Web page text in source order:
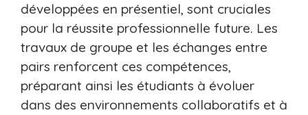
développées en présentiel, sont cruciales
pour la réussite professionnelle future. Les
travaux de groupe et les échanges entre
pairs renforcent ces compétences,
préparant ainsi les étudiants à évoluer
dans des environnements collaboratifs et à